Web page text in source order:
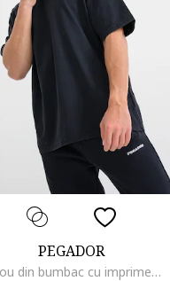
PEGADOR
Tricou din bumbac cu imprimeu logo pe partea din spate, Gri deschis/Albastru inchis/Negru stins